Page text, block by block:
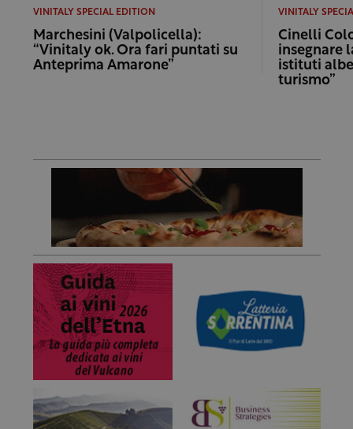
VINITALY SPECIAL EDITION
Marchesini (Valpolicella):
“Vinitaly ok. Ora fari puntati su
Anteprima Amarone”
VINITALY
Cinelli
insegnare
istituti
turismo”